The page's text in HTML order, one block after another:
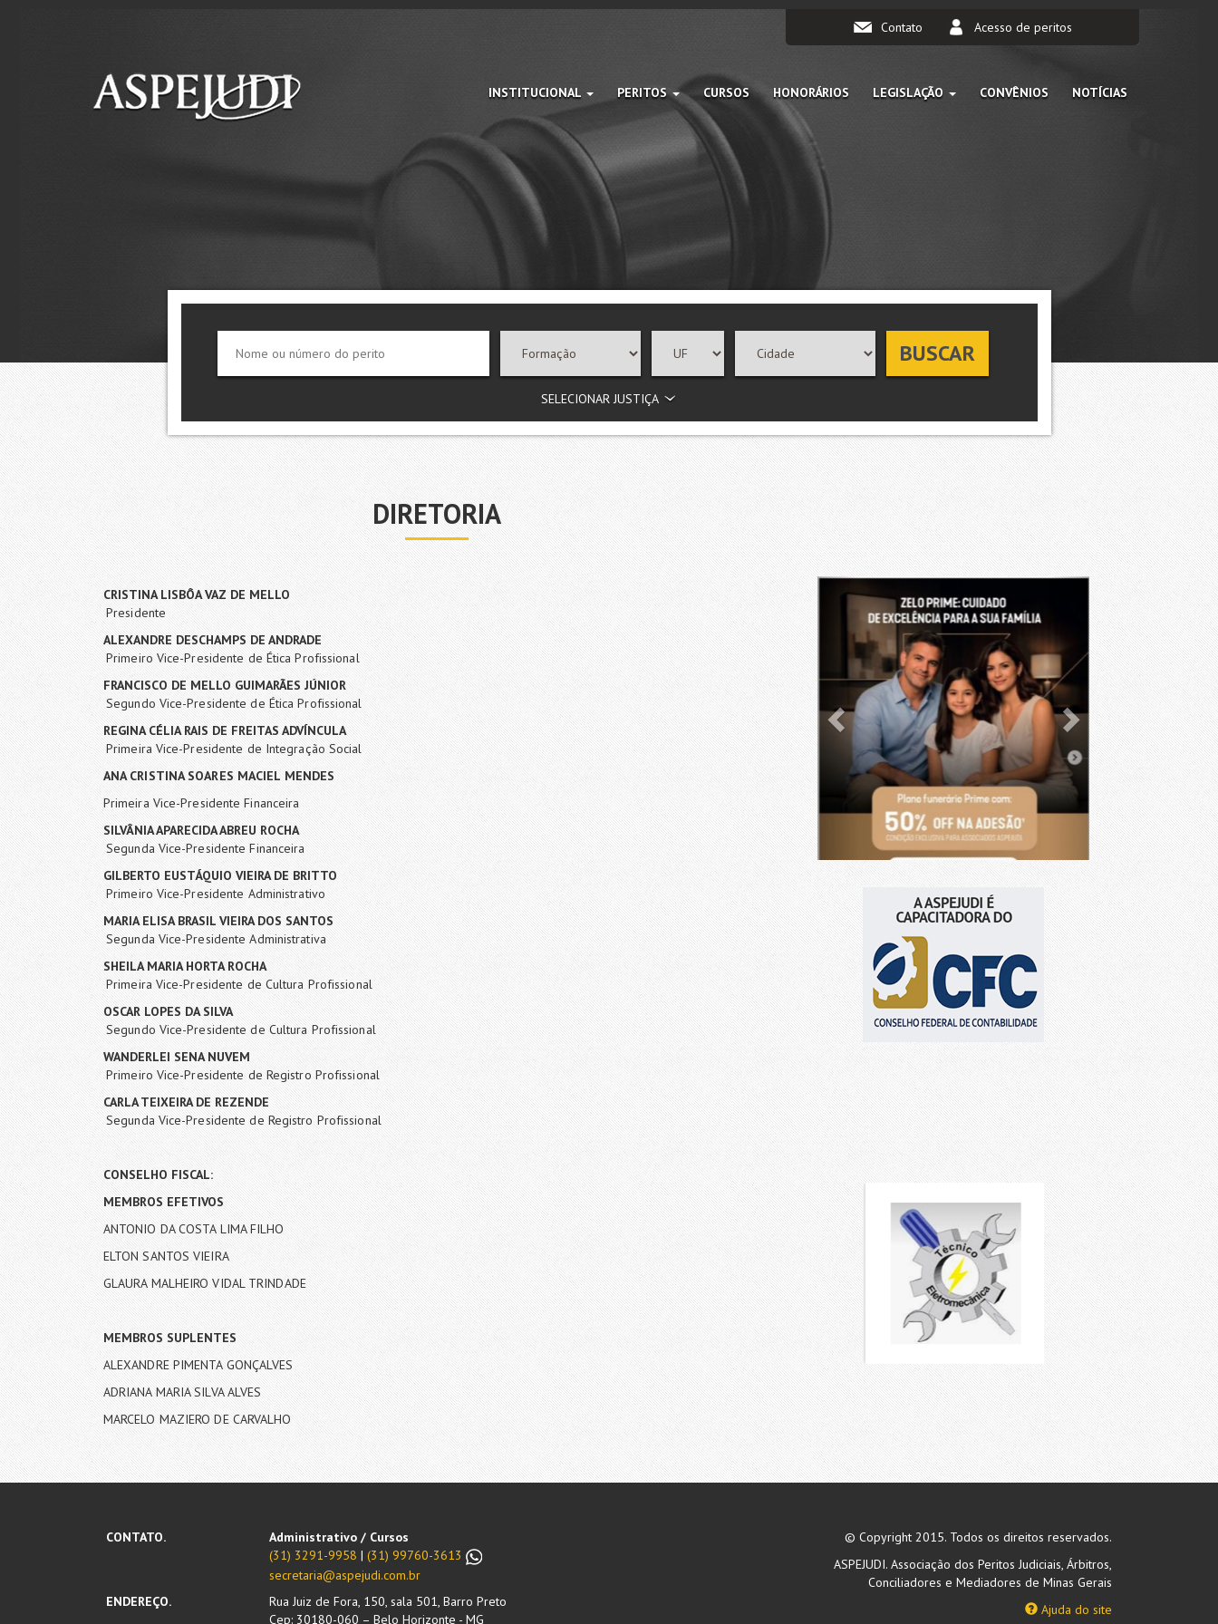
Contato Acesso de peritos
INSTITUCIONAL PERITOS CURSOS HONORÁRIOS LEGISLAÇÃO CONVÊNIOS NOTÍCIAS
BUSCAR
SELECIONAR JUSTIÇA
DIRETORIA
CRISTINA LISBÔA VAZ DE MELLO
Presidente
ALEXANDRE DESCHAMPS DE ANDRADE
Primeiro Vice-Presidente de Ética Profissional
FRANCISCO DE MELLO GUIMARÃES JÚNIOR
Segundo Vice-Presidente de Ética Profissional
REGINA CÉLIA RAIS DE FREITAS ADVÍNCULA
Primeira Vice-Presidente de Integração Social
ANA CRISTINA SOARES MACIEL MENDES
Primeira Vice-Presidente Financeira
SILVÂNIA APARECIDA ABREU ROCHA
Segunda Vice-Presidente Financeira
GILBERTO EUSTÁQUIO VIEIRA DE BRITTO
Primeiro Vice-Presidente Administrativo
MARIA ELISA BRASIL VIEIRA DOS SANTOS
Segunda Vice-Presidente Administrativa
SHEILA MARIA HORTA ROCHA
Primeira Vice-Presidente de Cultura Profissional
OSCAR LOPES DA SILVA
Segundo Vice-Presidente de Cultura Profissional
WANDERLEI SENA NUVEM
Primeiro Vice-Presidente de Registro Profissional
CARLA TEIXEIRA DE REZENDE
Segunda Vice-Presidente de Registro Profissional
CONSELHO FISCAL:
MEMBROS EFETIVOS
ANTONIO DA COSTA LIMA FILHO
ELTON SANTOS VIEIRA
GLAURA MALHEIRO VIDAL TRINDADE
MEMBROS SUPLENTES
ALEXANDRE PIMENTA GONÇALVES
ADRIANA MARIA SILVA ALVES
MARCELO MAZIERO DE CARVALHO
Administrativo / Cursos
(31) 3291-9958
|
secretaria@aspejudi.com.br
© Copyright 2015. Todos os direitos reservados.
Conciliadores e Mediadores de Minas Gerais